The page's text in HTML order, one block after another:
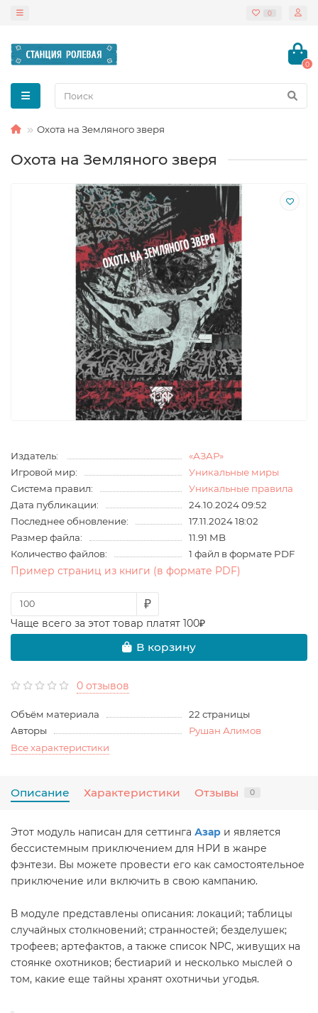
0
0
Охота на Земляного зверя
Охота на Земляного зверя
Издатель:
«АЗАР»
Игровой мир:
Уникальные миры
Система правил:
Уникальные правила
Дата публикации:
24.10.2024 09:52
Последнее обновление:
17.11.2024 18:02
Размер файла:
11.91 MB
Количество файлов:
1 файл в формате PDF
Пример страниц из книги (в формате PDF)
₽
Чаще всего за этот товар платят 100₽
В корзину
0 отзывов
Объём материала
22 страницы
Авторы
Рушан Алимов
Все характеристики
Описание Характеристики Отзывы 0
Этот модуль написан для сеттинга Азар и является
бессистемным приключением для НРИ в жанре
фэнтези. Вы можете провести его как самостоятельное
приключение или включить в свою кампанию.
В модуле представлены описания: локаций; таблицы
случайных столкновений; странностей; безделушек;
трофеев; артефактов, а также список NPC, живущих на
стоянке охотников; бестиарий и несколько мыслей о
том, какие еще тайны хранят охотничьи угодья.